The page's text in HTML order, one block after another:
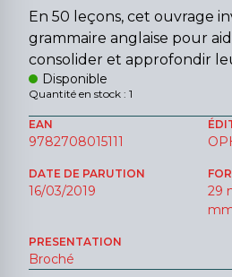
En 50 leçons, cet ouvrage
grammaire anglaise pour
consolider et approfondir
Disponible
Quantité en stock : 1
EAN
9782708015111
DATE DE PARUTION
16/03/2019
29
PRESENTATION
Broché